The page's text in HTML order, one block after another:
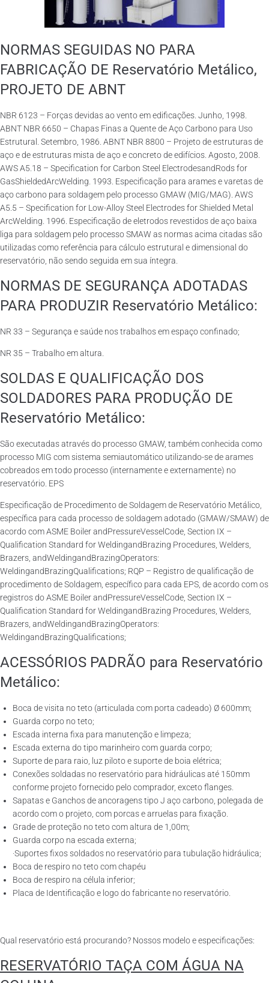
NORMAS SEGUIDAS NO PARA
FABRICAÇÃO DE Reservatório Metálico,
PROJETO DE ABNT
NBR 6123 – Forças devidas ao vento em edificações. Junho, 1998.
ABNT NBR 6650 – Chapas Finas a Quente de Aço Carbono para Uso
Estrutural. Setembro, 1986. ABNT NBR 8800 – Projeto de estruturas de
aço e de estruturas mista de aço e concreto de edifícios. Agosto, 2008.
AWS A5.18 – Specification for Carbon Steel ElectrodesandRods for
GasShieldedArcWelding. 1993. Especificação para arames e varetas de
aço carbono para soldagem pelo processo GMAW (MIG/MAG). AWS
A5.5 – Specification for Low-Alloy Steel Electrodes for Shielded Metal
ArcWelding. 1996. Especificação de eletrodos revestidos de aço baixa
liga para soldagem pelo processo SMAW as normas acima citadas são
utilizadas como referência para cálculo estrutural e dimensional do
reservatório, não sendo seguida em sua íntegra.
NORMAS DE SEGURANÇA ADOTADAS
PARA PRODUZIR Reservatório Metálico:
NR 33 – Segurança e saúde nos trabalhos em espaço confinado;
NR 35 – Trabalho em altura.
SOLDAS E QUALIFICAÇÃO DOS
SOLDADORES PARA PRODUÇÃO DE
Reservatório Metálico:
São executadas através do processo GMAW, também conhecida como
processo MIG com sistema semiautomático utilizando-se de arames
cobreados em todo processo (internamente e externamente) no
reservatório. EPS
Especificação de Procedimento de Soldagem de Reservatório Metálico,
específica para cada processo de soldagem adotado (GMAW/SMAW) de
acordo com ASME Boiler andPressureVesselCode, Section IX –
Qualification Standard for WeldingandBrazing Procedures, Welders,
Brazers, andWeldingandBrazingOperators:
WeldingandBrazingQualifications; RQP – Registro de qualificação de
procedimento de Soldagem, específico para cada EPS, de acordo com os
registros do ASME Boiler andPressureVesselCode, Section IX –
Qualification Standard for WeldingandBrazing Procedures, Welders,
Brazers, andWeldingandBrazingOperators:
WeldingandBrazingQualifications;
ACESSÓRIOS PADRÃO para Reservatório
Metálico:
Boca de visita no teto (articulada com porta cadeado) Ø 600mm;
Guarda corpo no teto;
Escada interna fixa para manutenção e limpeza;
Escada externa do tipo marinheiro com guarda corpo;
Suporte de para raio, luz piloto e suporte de boia elétrica;
Conexões soldadas no reservatório para hidráulicas até 150mm
conforme projeto fornecido pelo comprador, exceto flanges.
Sapatas e Ganchos de ancoragens tipo J aço carbono, polegada de
acordo com o projeto, com porcas e arruelas para fixação.
Grade de proteção no teto com altura de 1,00m;
Guarda corpo na escada externa;
·Suportes fixos soldados no reservatório para tubulação hidráulica;
Boca de respiro no teto com chapéu
Boca de respiro na célula inferior;
Placa de Identificação e logo do fabricante no reservatório.
Qual reservatório está procurando? Nossos modelo e especificações:
RESERVATÓRIO TAÇA COM ÁGUA NA